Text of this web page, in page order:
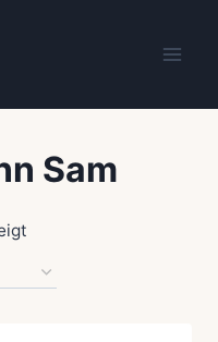
Sam